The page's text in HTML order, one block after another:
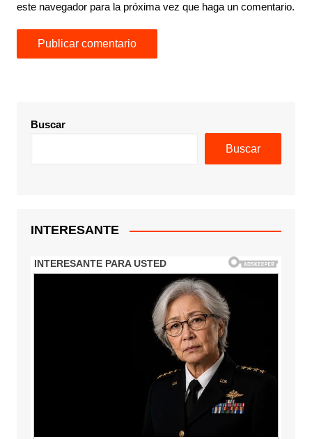
este navegador para la próxima vez que haga un comentario.
Buscar
Buscar
INTERESANTE